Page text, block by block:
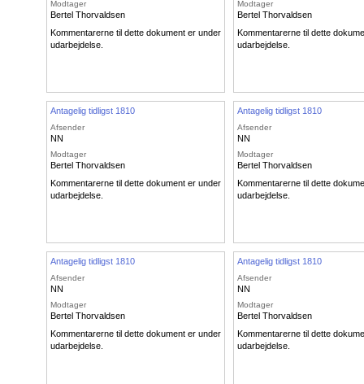
Modtager
Bertel Thorvaldsen
Kommentarerne til dette dokument er under
udarbejdelse.
Modtager
Bertel Thorvaldsen
Kommentarerne til dette
udarbejdelse.
Antagelig tidligst 1810
Afsender
NN
Modtager
Bertel Thorvaldsen
Kommentarerne til dette dokument er under
udarbejdelse.
Antagelig tidligst 1810
Afsender
NN
Modtager
Bertel Thorvaldsen
Kommentarerne til dette
udarbejdelse.
Antagelig tidligst 1810
Afsender
NN
Modtager
Bertel Thorvaldsen
Kommentarerne til dette dokument er under
udarbejdelse.
Antagelig tidligst 1810
Afsender
NN
Modtager
Bertel Thorvaldsen
Kommentarerne til dette
udarbejdelse.